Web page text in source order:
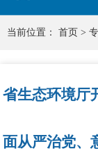
当前位置： 首页 >
省生态环境厅
面从严治党、